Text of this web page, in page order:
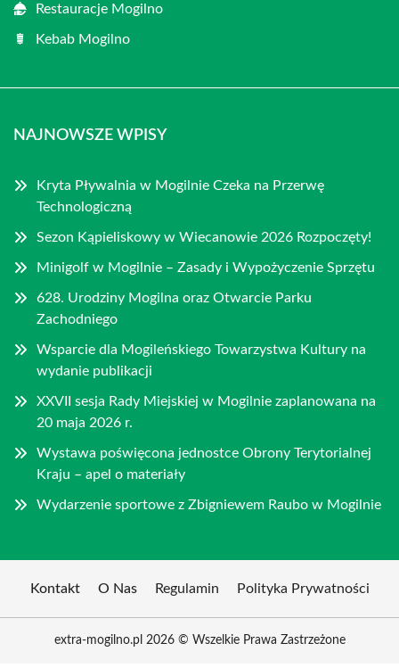
Restauracje Mogilno
Kebab Mogilno
NAJNOWSZE WPISY
Kryta Pływalnia w Mogilnie Czeka na Przerwę
Technologiczną
Sezon Kąpieliskowy w Wiecanowie 2026 Rozpoczęty!
Minigolf w Mogilnie – Zasady i Wypożyczenie Sprzętu
628. Urodziny Mogilna oraz Otwarcie Parku
Zachodniego
Wsparcie dla Mogileńskiego Towarzystwa Kultury na
wydanie publikacji
XXVII sesja Rady Miejskiej w Mogilnie zaplanowana na
20 maja 2026 r.
Wystawa poświęcona jednostce Obrony Terytorialnej
Kraju – apel o materiały
Wydarzenie sportowe z Zbigniewem Raubo w Mogilnie
Kontakt O Nas Regulamin Polityka Prywatności
extra-mogilno.pl 2026 © Wszelkie Prawa Zastrzeżone